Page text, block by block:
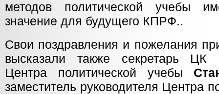
методов политической учебы
значение для будущего КПРФ..
Свои поздравления и пожелания
высказали также секретарь ЦК
Центра политической учебы
заместитель руководителя Центра